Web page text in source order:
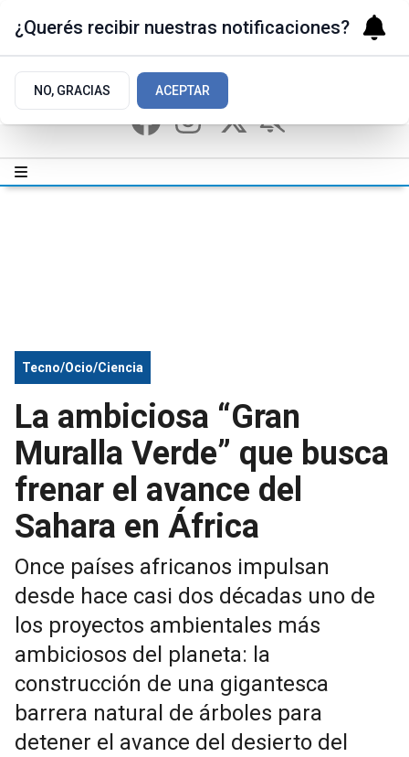
Tecno/Ocio/Ciencia
La ambiciosa “Gran
Muralla Verde” que busca
frenar el avance del
Sahara en África
Once países africanos impulsan
desde hace casi dos décadas uno de
los proyectos ambientales más
ambiciosos del planeta: la
construcción de una gigantesca
barrera natural de árboles para
detener el avance del desierto del
¿Querés recibir nuestras notificaciones?
NO, GRACIAS ACEPTAR